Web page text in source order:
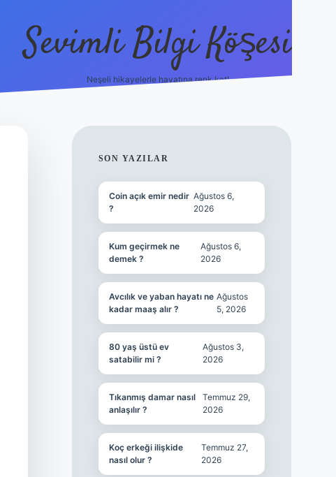
Sevimli Bilgi Köşesi
Neşeli hikayelerle hayatına renk kat!
SIDEBAR
SON YAZILAR
Coin açık emir nedir
?
Ağustos 6,
2026
Kum geçirmek ne
demek ?
Ağustos 6,
2026
Avcılık ve yaban hayatı ne
kadar maaş alır ?
Ağustos
5, 2026
80 yaş üstü ev
satabilir mi ?
Ağustos 3,
2026
Tıkanmış damar nasıl
anlaşılır ?
Temmuz 29,
2026
Koç erkeği ilişkide
nasıl olur ?
Temmuz 27,
2026
hiltonbet güncel giriş